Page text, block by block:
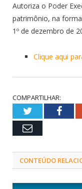
Autoriza o Poder
patrimônio, na
1º de dezembro de
Clique aqui
COMPARTILHAR:
Twitter
Email
CONTEÚDO